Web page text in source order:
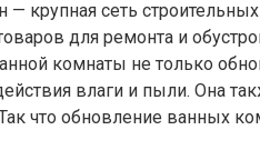
— крупная сеть
для ремонта и
комнаты не только
влаги и пыли. Она
что обновление ванных